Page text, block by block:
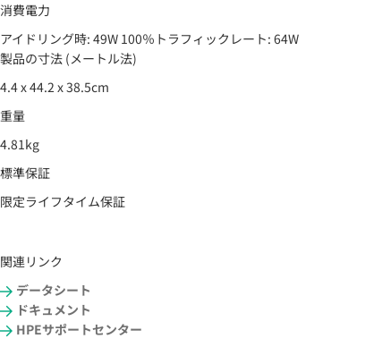
消費電力
アイドリング時: 49W 100％トラフィックレート: 64W
製品の寸法 (メートル法)
4.4 x 44.2 x 38.5cm
重量
4.81kg
標準保証
限定ライフタイム保証
関連リンク
データシート
ドキュメント
HPEサポートセンター